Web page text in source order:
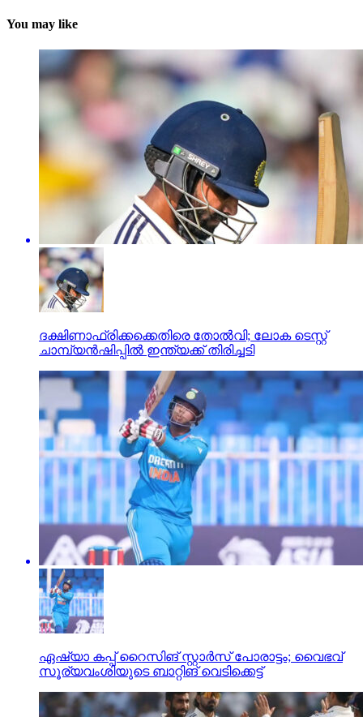
You may like
ദക്ഷിണാഫ്രിക്കക്കെതിരെ തോല്‍വി; ലോക ടെസ്റ്റ്
ചാമ്പ്യന്‍ഷിപ്പില്‍ ഇന്ത്യക്ക് തിരിച്ചടി
ഏഷ്യാ കപ്പ് റൈസിങ് സ്റ്റാര്‍സ് പോരാട്ടം; വൈഭവ്
സൂര്യവംശിയുടെ ബാറ്റിങ് വെടിക്കെട്ട്